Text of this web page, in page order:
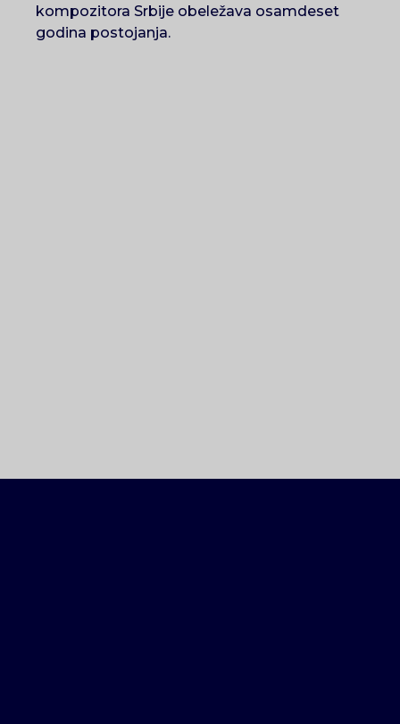
kompozitora Srbije obeležava osamdeset
godina postojanja.